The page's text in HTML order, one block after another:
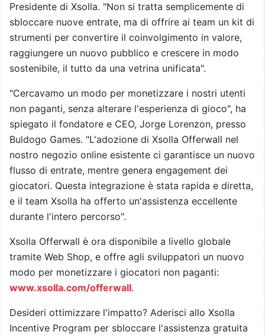
Presidente di Xsolla. "Non si tratta semplicemente di
sbloccare nuove entrate, ma di offrire ai team un kit di
strumenti per convertire il coinvolgimento in valore,
raggiungere un nuovo pubblico e crescere in modo
sostenibile, il tutto da una vetrina unificata".
"Cercavamo un modo per monetizzare i nostri utenti
non paganti, senza alterare l'esperienza di gioco", ha
spiegato il fondatore e CEO, Jorge Lorenzon, presso
Buldogo Games. "L'adozione di Xsolla Offerwall nel
nostro negozio online esistente ci garantisce un nuovo
flusso di entrate, mentre genera engagement dei
giocatori. Questa integrazione è stata rapida e diretta,
e il team Xsolla ha offerto un'assistenza eccellente
durante l'intero percorso".
Xsolla Offerwall è ora disponibile a livello globale
tramite Web Shop, e offre agli sviluppatori un nuovo
modo per monetizzare i giocatori non paganti:
www.xsolla.com/offerwall.
Desideri ottimizzare l'impatto? Aderisci allo Xsolla
Incentive Program per sbloccare l'assistenza gratuita